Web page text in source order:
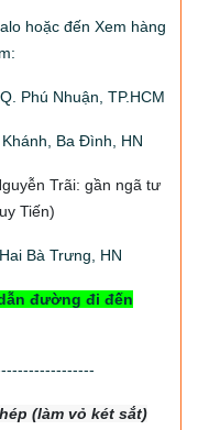
hoặc đến Xem hàng
Phú Nhuận, TP.HCM
Ba Đình, HN
Trãi: gần ngã tư
Tiến)
Bà Trưng, HN
đường đi đến
(làm vỏ két sắt)